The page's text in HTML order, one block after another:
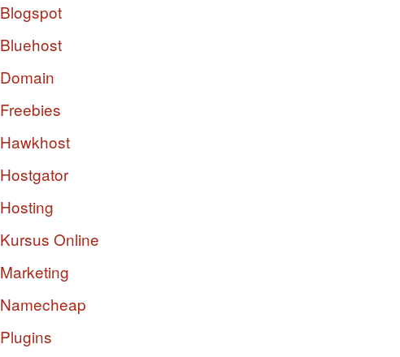
Blogspot
Bluehost
Domain
Freebies
Hawkhost
Hostgator
Hosting
Kursus Online
Marketing
Namecheap
Plugins